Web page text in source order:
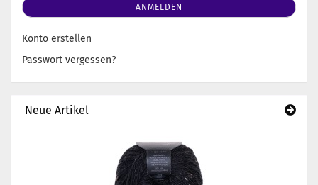
ANMELDEN
Konto erstellen
Passwort vergessen?
Neue Artikel